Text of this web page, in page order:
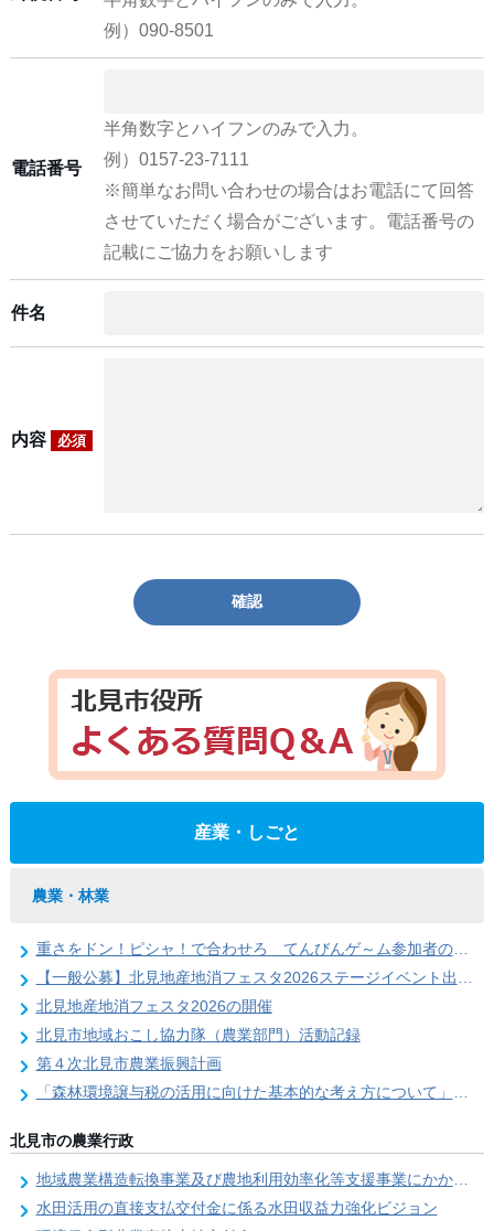
例）090-8501
電話番号
半角数字とハイフンのみで入力。
例）0157-23-7111
※簡単なお問い合わせの場合はお電話にて回答
させていただく場合がございます。電話番号の
記載にご協力をお願いします
件名
内容 必須
確認
産業・しごと
農業・林業
重さをドン！ピシャ！で合わせろ てんびんゲ～ム参加者の募集（北見地産地消フェスタ2026）
【一般公募】北見地産地消フェスタ2026ステージイベント出演者の募集
北見地産地消フェスタ2026の開催
北見市地域おこし協力隊（農業部門）活動記録
第４次北見市農業振興計画
「森林環境譲与税の活用に向けた基本的な考え方について」を策定しました
北見市の農業行政
地域農業構造転換事業及び農地利用効率化等支援事業にかかる要望調査
水田活用の直接支払交付金に係る水田収益力強化ビジョン